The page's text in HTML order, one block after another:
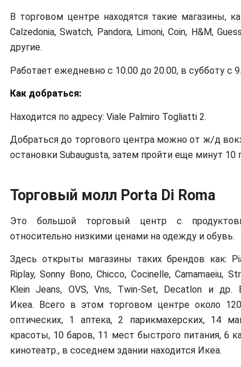
В торговом центре находятся такие магазины,
Calzedonia, Swatch, Pandora, Limoni, Coin, H&M,
другие.
Работает ежедневно с 10.00 до 20.00, в субботу с
Как добраться:
Находится по адресу: Viale Palmiro Togliatti 2.
Добраться до торгового центра можно от ж/д
остановки Subaugusta, затем пройти еще минут 10
Торговый молл Porta Di Roma
Это большой торговый центр с
относительно низкими ценами на одежду и обувь.
Здесь открыты магазины таких брендов как:
Riplay, Sonny Bono, Chicco, Cocinelle, Camamaeiu,
Klein Jeans, OVS, Vns, Twin-Set, Decatlon и др.
Икеа. Всего в этом торговом центре около
оптических, 1 аптека, 2 парикмахерских, 14
красоты, 10 баров, 11 мест быстрого питания, 6
кинотеатр., в соседнем здании находится Икеа.